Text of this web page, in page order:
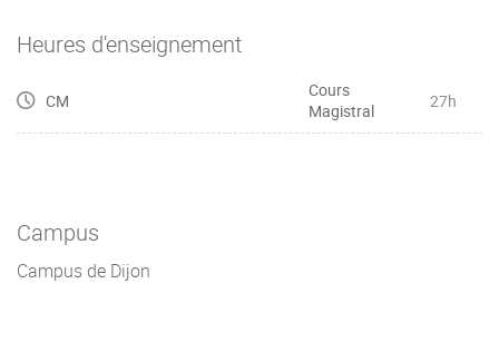
Heures d'enseignement
CM
Cours
Magistral
27h
Campus
Campus de Dijon